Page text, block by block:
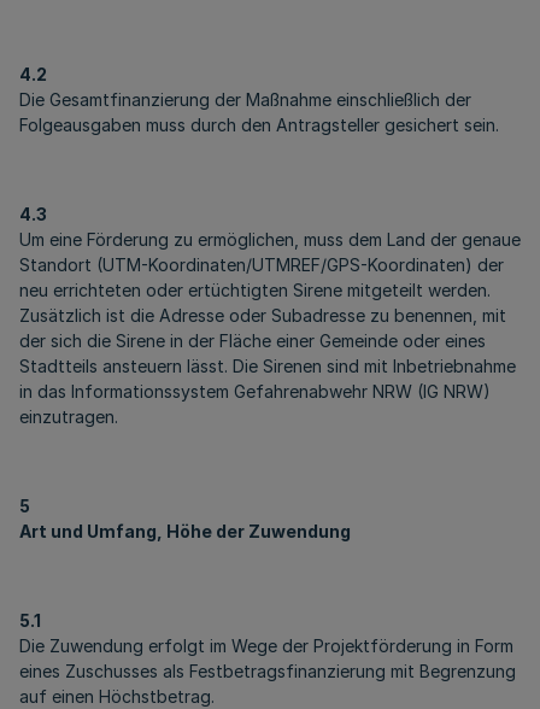
4.2
Die Gesamtfinanzierung der Maßnahme einschließlich der
Folgeausgaben muss durch den Antragsteller gesichert sein.
4.3
Um eine Förderung zu ermöglichen, muss dem Land der genaue
Standort (UTM-Koordinaten/UTMREF/GPS-Koordinaten) der
neu errichteten oder ertüchtigten Sirene mitgeteilt werden.
Zusätzlich ist die Adresse oder Subadresse zu benennen, mit
der sich die Sirene in der Fläche einer Gemeinde oder eines
Stadtteils ansteuern lässt. Die Sirenen sind mit Inbetriebnahme
in das Informationssystem Gefahrenabwehr NRW (IG NRW)
einzutragen.
5
Art und Umfang, Höhe der Zuwendung
5.1
Die Zuwendung erfolgt im Wege der Projektförderung in Form
eines Zuschusses als Festbetragsfinanzierung mit Begrenzung
auf einen Höchstbetrag.